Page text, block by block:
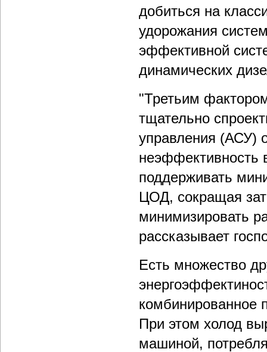
добиться на
удорожания
эффективной
динамических
"Третьим
тщательно
управления (АСУ)
неэффективность
поддерживать
ЦОД, сокращая
минимизировать
рассказывает
Есть множество
комбинированное
При этом холод
машиной,